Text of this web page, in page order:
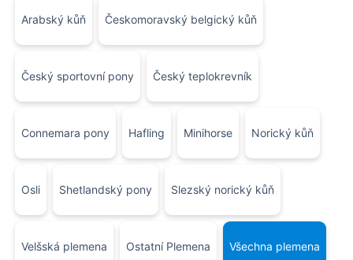
Arabský kůň Českomoravský belgický kůň
Český sportovní pony Český teplokrevník
Connemara pony Hafling Minihorse Norický kůň
Osli Shetlandský pony Slezský norický kůň
Velšská plemena Ostatní Plemena Všechna plemena